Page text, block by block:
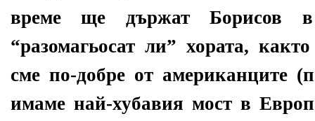
време ще държат Борисов
“разомагьосат ли” хората,
сме по-добре от американците
имаме най-хубавия мост в